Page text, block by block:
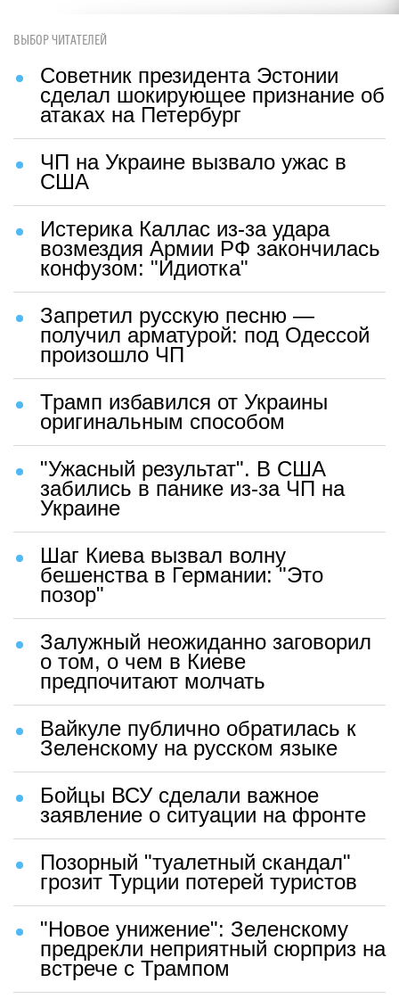
ВЫБОР ЧИТАТЕЛЕЙ
Советник президента Эстонии
сделал шокирующее признание об
атаках на Петербург
ЧП на Украине вызвало ужас в
США
Истерика Каллас из-за удара
возмездия Армии РФ закончилась
конфузом: "Идиотка"
Запретил русскую песню —
получил арматурой: под Одессой
произошло ЧП
Трамп избавился от Украины
оригинальным способом
"Ужасный результат". В США
забились в панике из-за ЧП на
Украине
Шаг Киева вызвал волну
бешенства в Германии: "Это
позор"
Залужный неожиданно заговорил
о том, о чем в Киеве
предпочитают молчать
Вайкуле публично обратилась к
Зеленскому на русском языке
Бойцы ВСУ сделали важное
заявление о ситуации на фронте
Позорный "туалетный скандал"
грозит Турции потерей туристов
"Новое унижение": Зеленскому
предрекли неприятный сюрприз на
встрече с Трампом